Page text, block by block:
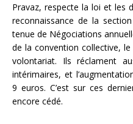
Pravaz, respecte la loi et les
reconnaissance de la
tenue de Négociations
de la convention collective,
volontariat. Ils réclament
intérimaires, et
9 euros. C’est sur ces
encore cédé.